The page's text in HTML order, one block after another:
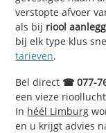
verstopte afvoer
als bij riool
bij elk type klus
tarieven.
Bel direct ☎ 077-
een vieze
In héél Limburg
en u krijgt advies